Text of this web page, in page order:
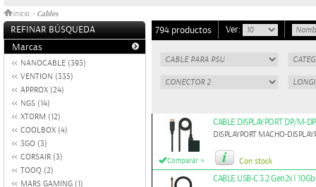
Inicio > Cables
REFINAR BÚSQUEDA
Marcas
NANOCABLE (393)
VENTION (335)
APPROX (24)
NGS (14)
XTORM (12)
COOLBOX (4)
3GO (3)
CORSAIR (3)
TOOQ (2)
MARS GAMING (1)
794 productos Ver:
Comparar »
CABLE DISPLAYPORT DP/M-
DISPLAYPORT MACHO-
Con stock
CABLE USB-C 3.2 Gen2x1